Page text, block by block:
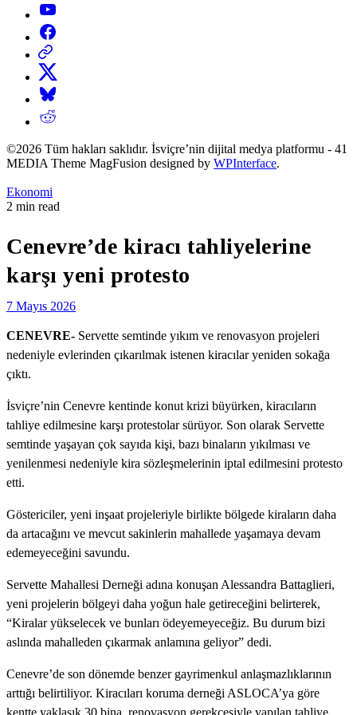
YouTube
Facebook
Threads
X
Bluesky
Reddit
©2026 Tüm hakları saklıdır. İsviçre’nin dijital medya platformu - 41
MEDIA Theme MagFusion designed by WPInterface.
Posted
in
Ekonomi
Estimated
2 min read
Cenevre’de kiracı tahliyelerine
karşı yeni protesto
7 Mayıs 2026
CENEVRE- Servette semtinde yıkım ve renovasyon projeleri
nedeniyle evlerinden çıkarılmak istenen kiracılar yeniden sokağa
çıktı.
İsviçre’nin Cenevre kentinde konut krizi büyürken, kiracıların
tahliye edilmesine karşı protestolar sürüyor. Son olarak Servette
semtinde yaşayan çok sayıda kişi, bazı binaların yıkılması ve
yenilenmesi nedeniyle kira sözleşmelerinin iptal edilmesini protesto
etti.
Göstericiler, yeni inşaat projeleriyle birlikte bölgede kiraların daha
da artacağını ve mevcut sakinlerin mahallede yaşamaya devam
edemeyeceğini savundu.
Servette Mahallesi Derneği adına konuşan Alessandra Battaglieri,
yeni projelerin bölgeyi daha yoğun hale getireceğini belirterek,
“Kiralar yükselecek ve bunları ödeyemeyeceğiz. Bu durum bizi
aslında mahalleden çıkarmak anlamına geliyor” dedi.
Cenevre’de son dönemde benzer gayrimenkul anlaşmazlıklarının
arttığı belirtiliyor. Kiracıları koruma derneği ASLOCA’ya göre
kentte yaklaşık 30 bina, renovasyon gerekçesiyle yapılan tahliye